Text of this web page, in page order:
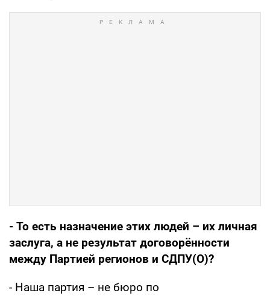
- То есть назначение этих людей – их личная
заслуга, а не результат договорённости
между Партией регионов и СДПУ(О)?
- Наша партия – не бюро по